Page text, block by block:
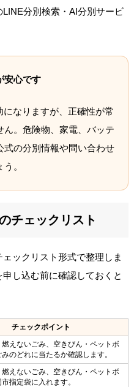
分別検索・AI分別サービ
安心です
なりますが、正確性が常
ん。危険物、家電、バッテ
式の分別情報や問い合わせ
。
チェックリスト
ックリスト形式で整理しま
し込む前に確認しておくと
チェックポイント
えないごみ、空きびん・ペットボ
みのどれに当たるか確認します。
えないごみ、空きびん・ペットボ
指定袋に入れます。